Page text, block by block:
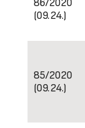
86/2020
(09.24.)
85/2020
(09.24.)